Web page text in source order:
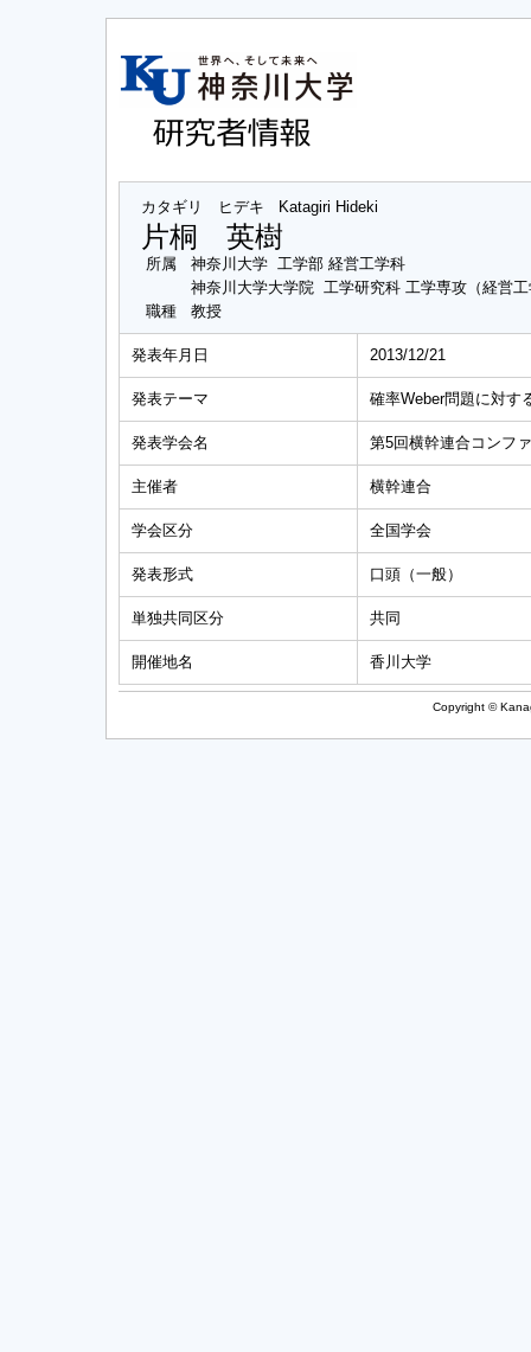
カタギリ ヒデキ Katagiri Hideki
片桐 英樹
所属
神奈川大学 工学部 経営工学科
神奈川大学大学院 工学研究科 工学専攻（経営
職種
教授
発表年月日 2013/12/21
発表テーマ 確率Weber問題に対す
発表学会名 第5回横幹連合コンフ
主催者 横幹連合
学会区分 全国学会
発表形式 口頭（一般）
単独共同区分 共同
開催地名 香川大学
Copyright ©